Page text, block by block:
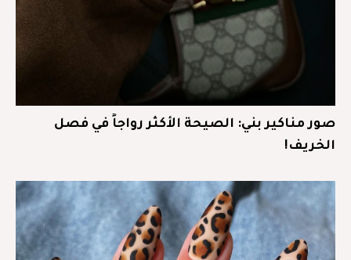
صور مناكير بني: الصيحة الأكثر رواجاً في فصل
الخريف!